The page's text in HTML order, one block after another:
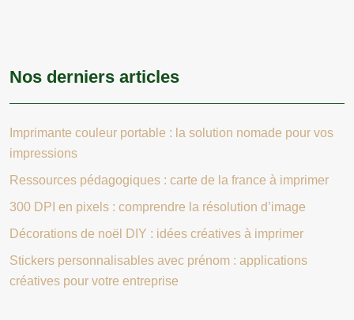
Nos derniers articles
Imprimante couleur portable : la solution nomade pour vos
impressions
Ressources pédagogiques : carte de la france à imprimer
300 DPI en pixels : comprendre la résolution d’image
Décorations de noël DIY : idées créatives à imprimer
Stickers personnalisables avec prénom : applications
créatives pour votre entreprise